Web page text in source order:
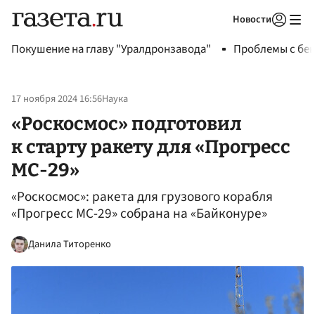
Новости
Покушение на главу "Уралдронзавода" Проблемы с
17 ноября 2024 16:56Наука
«Роскосмос» подготовил
к старту ракету для «Прогресс
МС-29»
«Роскосмос»: ракета для грузового корабля
«Прогресс МС-29» собрана на «Байконуре»
Данила Титоренко